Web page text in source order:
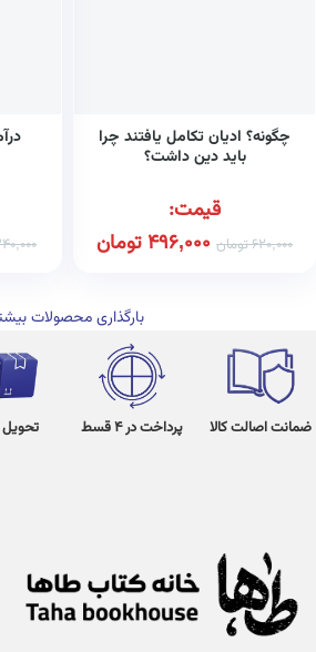
چگونه؟ ادیان تکامل یافتند چرا
باید دین داشت؟
قیمت:
620,000تومان 496,000تومان
بارگذاری محصولات
ضمانت اصالت کالا پرداخت در 4 قسط